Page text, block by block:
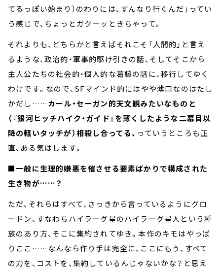
てるっぽい始まり）のわりには、すんなり行くんだ」ってい
う感じで、ちょっとガクーッときちゃって。
それよりも、どちらかと言えばそれこそ「人間的」と言え
るような、政治的・軍事的駆け引きの話、そしてそこから
主人公たちの社会的・個人的な葛藤の話に、移行してゆく
わけです。なので、SFマインド的にはやや薄口なのはたし
かだし……カール・セーガン的天文観みたいなものと
（『銀河ヒッチハイク・ガイド』を薄くしたような二幕目以
降の軽いタッチが）相殺し合ってる、 っていうところも正
直、ある気はします。
■一般に生理的嫌悪を催させる要素ばかりで構成された
生き物が……？
ただ、それらはすべて、さっきから言っているようにグロ
ードン、すなわちハイラーグ星のハイラーグ星人という種
族のあり方、そこに集約されてゆき。本作のキモはやっぱ
りここ……なんなら作り手は完全に、ここにもう、すべて
の力を、コストを、集約しているんじゃないかな？と思え